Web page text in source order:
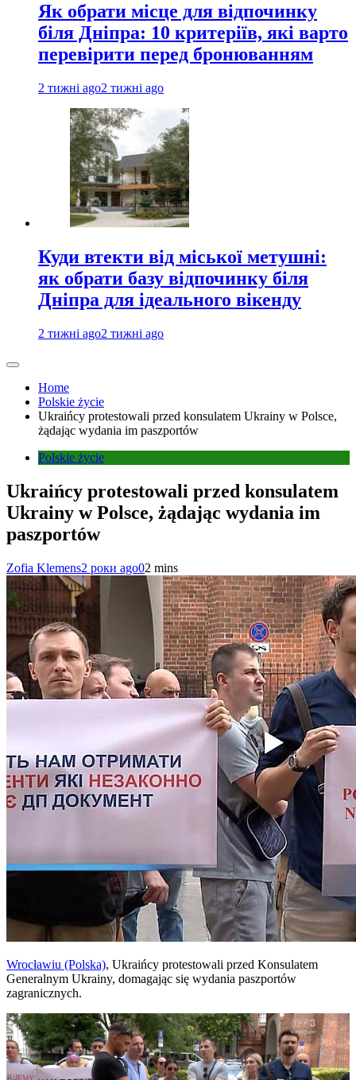
Як обрати місце для відпочинку
біля Дніпра: 10 критеріїв, які варто
перевірити перед бронюванням
2 тижні ago2 тижні ago
Куди втекти від міської метушні:
як обрати базу відпочинку біля
Дніпра для ідеального вікенду
2 тижні ago2 тижні ago
Home
Polskie życie
Ukraińcy protestowali przed konsulatem Ukrainy w Polsce,
żądając wydania im paszportów
Polskie życie
Ukraińcy protestowali przed konsulatem
Ukrainy w Polsce, żądając wydania im
paszportów
Zofia Klemens2 роки ago02 mins
Wrocławiu (Polska), Ukraińcy protestowali przed Konsulatem
Generalnym Ukrainy, domagając się wydania paszportów
zagranicznych.